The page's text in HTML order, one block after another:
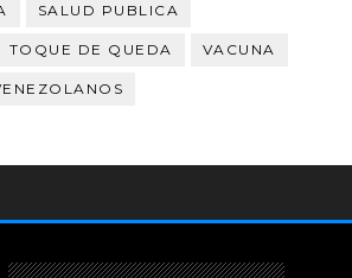
SALUD PUBLICA
TOQUE DE QUEDA VACUNA